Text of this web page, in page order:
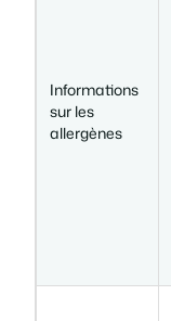
Informations
sur les
allergènes